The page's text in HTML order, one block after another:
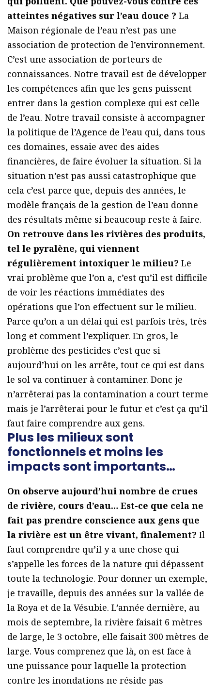
atteintes négatives sur l’eau douce ? La
Maison régionale de l’eau n’est pas une
association de protection de l’environnement.
C’est une association de porteurs de
connaissances. Notre travail est de développer
les compétences afin que les gens puissent
entrer dans la gestion complexe qui est celle
de l’eau. Notre travail consiste à accompagner
la politique de l’Agence de l’eau qui, dans tous
ces domaines, essaie avec des aides
financières, de faire évoluer la situation. Si la
situation n’est pas aussi catastrophique que
cela c’est parce que, depuis des années, le
modèle français de la gestion de l’eau donne
des résultats même si beaucoup reste à faire.
On retrouve dans les rivières des produits,
tel le pyralène, qui viennent
régulièrement intoxiquer le milieu? Le
vrai problème que l’on a, c’est qu’il est difficile
de voir les réactions immédiates des
opérations que l’on effectuent sur le milieu.
Parce qu’on a un délai qui est parfois très, très
long et comment l’expliquer. En gros, le
problème des pesticides c’est que si
aujourd’hui on les arrête, tout ce qui est dans
le sol va continuer à contaminer. Donc je
n’arrêterai pas la contamination a court terme
mais je l’arrêterai pour le futur et c’est ça qu’il
faut faire comprendre aux gens.
Plus les milieux sont
fonctionnels et moins les
impacts sont importants…
On observe aujourd’hui nombre de crues
de rivière, cours d’eau… Est-ce que cela ne
fait pas prendre conscience aux gens que
la rivière est un être vivant, finalement? Il
faut comprendre qu’il y a une chose qui
s’appelle les forces de la nature qui dépassent
toute la technologie. Pour donner un exemple,
je travaille, depuis des années sur la vallée de
la Roya et de la Vésubie. L’année dernière, au
mois de septembre, la rivière faisait 6 mètres
de large, le 3 octobre, elle faisait 300 mètres de
large. Vous comprenez que là, on est face à
une puissance pour laquelle la protection
contre les inondations ne réside pas